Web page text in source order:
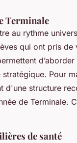
Terminale
au rythme
qui ont pris
Pour
d'une structure
de Terminale.
de santé